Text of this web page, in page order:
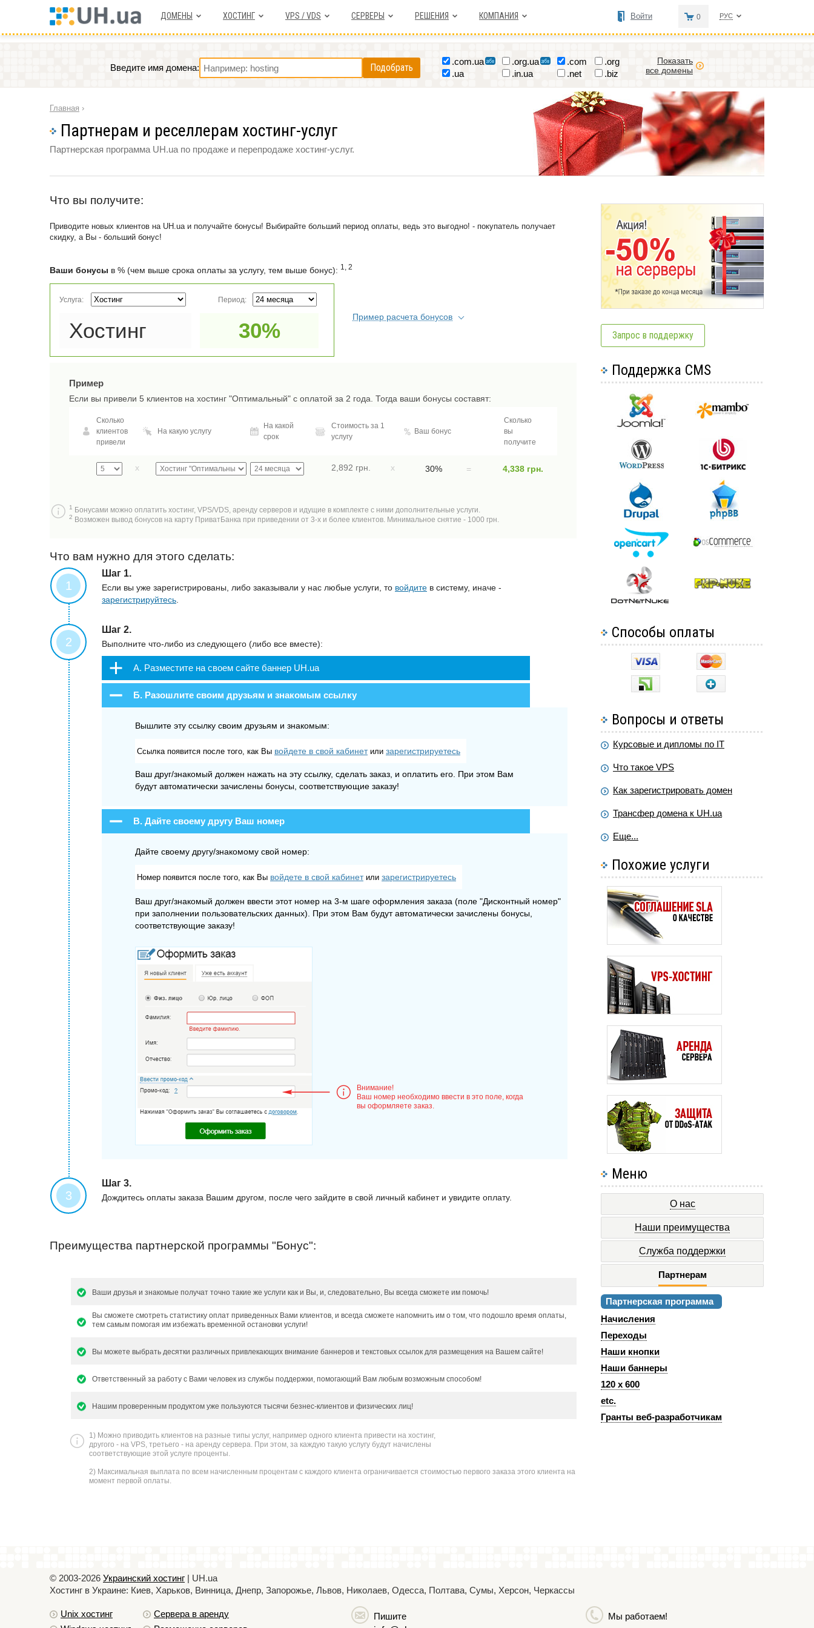
ДОМЕНЫ ХОСТИНГ VPS / VDS СЕРВЕРЫ РЕШЕНИЯ КОМПАНИЯ РУС
0
Войти
Введите имя домена: Подобрать
.com.ua .org.ua .com
.org
.ua
.in.ua .net .biz
Показать
все домены
Главная ›
Партнерам и реселлерам хостинг-услуг
Партнерская программа UH.ua по продаже и перепродаже хостинг-услуг.
Что вы получите:
Приводите новых клиентов на UH.ua и получайте бонусы! Выбирайте больший период оплаты, ведь это выгодно! - покупатель получает
скидку, а Вы - больший бонус!
Ваши бонусы в % (чем выше срока оплаты за услугу, тем выше бонус): 1, 2
Услуга: Период:
Хостинг 30%
Пример расчета бонусов
Пример
Если вы привели 5 клиентов на хостинг "Оптимальный" с оплатой за 2 года. Тогда ваши бонусы составят:
Сколько
клиентов
привели
На какую услугу
На какой
срок
Стоимость за 1
услугу
Ваш бонус
Сколько
вы
получите
x 2,892 грн. x 30% = 4,338 грн.
1 Бонусами можно оплатить хостинг, VPS/VDS, аренду серверов и идущие в комплекте с ними дополнительные услуги.
2 Возможен вывод бонусов на карту ПриватБанка при приведении от 3-х и более клиентов. Минимальное снятие - 1000 грн.
Что вам нужно для этого сделать:
Шаг 1.
Если вы уже зарегистрированы, либо заказывали у нас любые услуги, то войдите в систему, иначе -
зарегистрируйтесь
Шаг 2.
Выполните что-либо из следующего (либо все вместе):
А. Разместите на своем сайте баннер UH.ua
Посмотреть наши баннеры →
Б. Разошлите своим друзьям и знакомым ссылку
Вышлите эту ссылку своим друзьям и знакомым:
Ссылка появится после того, как Вы войдете в свой кабинетили зарегистрируетесь
Ваш друг/знакомый должен нажать на эту ссылку, сделать заказ, и оплатить его. При этом Вам
будут автоматически зачислены бонусы, соответствующие заказу!
В. Дайте своему другу Ваш номер
Дайте своему другу/знакомому свой номер:
Номер появится после того, как Вы войдете в свой кабинетили зарегистрируетесь
Ваш друг/знакомый должен ввести этот номер на 3-м шаге оформления заказа (поле "Дисконтный номер"
при заполнении пользовательских данных). При этом Вам будут автоматически зачислены бонусы,
соответствующие заказу!
Внимание!
Ваш номер необходимо ввести в это поле, когда
вы оформляете заказ.
Шаг 3.
Дождитесь оплаты заказа Вашим другом, после чего зайдите в свой личный кабинет и увидите оплату.
Преимущества партнерской программы "Бонус":
Ваши друзья и знакомые получат точно такие же услуги как и Вы, и, следовательно, Вы всегда сможете им помочь!
Вы сможете смотреть статистику оплат приведенных Вами клиентов, и всегда сможете напомнить им о том, что подошло время оплаты,
тем самым помогая им избежать временной остановки услуги!
Вы можете выбрать десятки различных привлекающих внимание баннеров и текстовых ссылок для размещения на Вашем сайте!
Ответственный за работу с Вами человек из службы поддержки, помогающий Вам любым возможным способом!
Нашим проверенным продуктом уже пользуются тысячи безнес-клиентов и физических лиц!
1) Можно приводить клиентов на разные типы услуг, например одного клиента привести на хостинг,
другого - на VPS, третьего - на аренду сервера. При этом, за каждую такую услугу будут начислены
соответствующие этой услуге проценты.
2) Максимальная выплата по всем начисленным процентам с каждого клиента ограничивается стоимостью первого заказа этого клиента на
момент первой оплаты.
Запрос в поддержку
Поддержка CMS
Способы оплаты
Вопросы и ответы
Курсовые и дипломы по IT
Что такое VPS
Как зарегистрировать домен
Трансфер домена к UH.ua
Еще...
Похожие услуги
Меню
О нас
Наши преимущества
Служба поддержки
Партнерам
Партнерская программа
Начисления
Переходы
Наши кнопки
Наши баннеры
120 x 600
etc.
Гранты веб-разработчикам
© 2003-2026 Украинский хостинг | UH.ua
Хостинг в Украине: Киев, Харьков, Винница, Днепр, Запорожье, Львов, Николаев, Одесса, Полтава, Сумы, Херсон, Черкассы
Unix хостинг
Сервера в аренду
Пишите
Мы работаем!